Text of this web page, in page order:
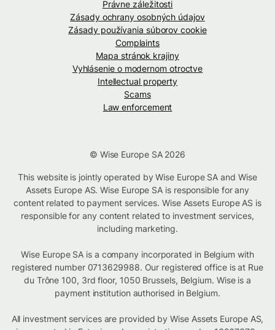
Právne záležitosti
Zásady ochrany osobných údajov
Zásady používania súborov cookie
Complaints
Mapa stránok krajiny
Vyhlásenie o modernom otroctve
Intellectual property
Scams
Law enforcement
© Wise Europe SA 2026
This website is jointly operated by Wise Europe SA and Wise
Assets Europe AS. Wise Europe SA is responsible for any
content related to payment services. Wise Assets Europe AS is
responsible for any content related to investment services,
including marketing.
Wise Europe SA is a company incorporated in Belgium with
registered number 0713629988. Our registered office is at Rue
du Trône 100, 3rd floor, 1050 Brussels, Belgium. Wise is a
payment institution authorised in Belgium.
All investment services are provided by Wise Assets Europe AS,